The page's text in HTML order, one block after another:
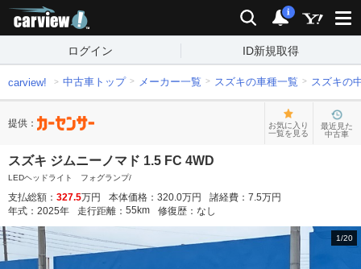
検索 通知
i
ログイン ID新規取得
carview! 中古車トップ メーカー一覧 スズキの車種一覧 スズキの
提供：
お気に入り
一覧を見る
最近見た
中古車
スズキ ジムニーノマド 1.5 FC 4WD
LEDヘッドライト フォグランプ/
支払総額： 327.5万円 本体価格： 320.0万円 諸経費： 7.5万円
年式： 2025年 走行距離： 55 km 修復歴： なし
1/20